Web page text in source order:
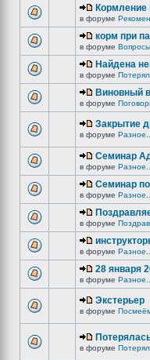
Кормление
в форуме
корм при
в форуме
Найдена
в форуме
Виновный
в форуме
Закрытие
в форуме Разное...
Семинар
в форуме Разное...
Семинар
в форуме Разное...
в форуме
в форуме Разное...
28 января
в форуме Разное...
Экстерьер
в форуме
в форуме